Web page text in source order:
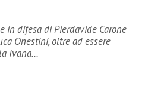
in difesa di Pierdavide Carone
Onestini, oltre ad essere
Ivana…